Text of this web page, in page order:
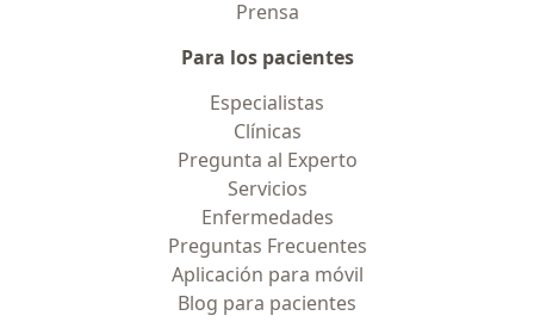
Prensa
Para los pacientes
Especialistas
Clínicas
Pregunta al Experto
Servicios
Enfermedades
Preguntas Frecuentes
Aplicación para móvil
Blog para pacientes